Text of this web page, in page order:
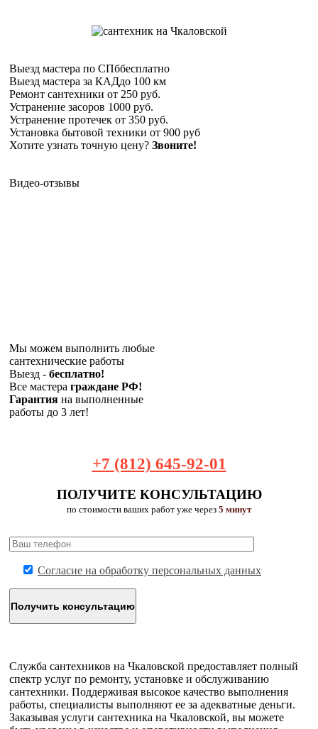
Выезд мастера по СПббесплатно
Выезд мастера за КАДдо 100 км
Ремонт сантехники от 250 руб.
Устранение засоров 1000 руб.
Устранение протечек от 350 руб.
Установка бытовой техники от 900 руб
Хотите узнать точную цену? Звоните!
Видео-отзывы
Мы можем выполнить любые
сантехнические работы
Выезд - бесплатно!
Все мастера граждане РФ!
Гарантия на выполненные
работы до 3 лет!
+7 (812) 645-92-01
ПОЛУЧИТЕ КОНСУЛЬТАЦИЮ
по стоимости ваших работ уже через 5 минут
Согласие на обработку персональных данных
Служба сантехников на Чкаловской предоставляет полный
спектр услуг по ремонту, установке и обслуживанию
сантехники. Поддерживая высокое качество выполнения
работы, специалисты выполняют ее за адекватные деньги.
Заказывая услуги сантехника на Чкаловской, вы можете